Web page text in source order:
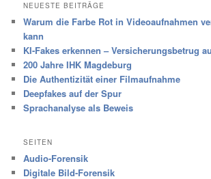
NEUESTE BEITRÄGE
Warum die Farbe Rot in Videoaufnahmen
kann
KI-Fakes erkennen – Versicherungsbetrug
200 Jahre IHK Magdeburg
Die Authentizität einer Filmaufnahme
Deepfakes auf der Spur
Sprachanalyse als Beweis
SEITEN
Audio-Forensik
Digitale Bild-Forensik